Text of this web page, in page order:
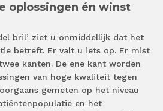
oplossingen én winst
bril’ ziet u onmiddellijk dat het
betreft. Er valt u iets op. Er mist
kanten. De ene kant worden
van hoge kwaliteit tegen
gemeten op het niveau
en het